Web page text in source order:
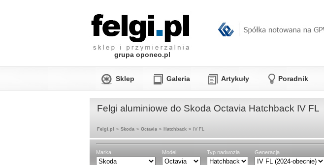
grupa oponeo.pl
Sklep Galeria Artykuły Poradnik
Felgi aluminiowe do Skoda Octavia Hatchback IV FL
Felgi.pl » Skoda » Octavia » Hatchback » IV FL
Marka Model Typ nadwozia Generacja